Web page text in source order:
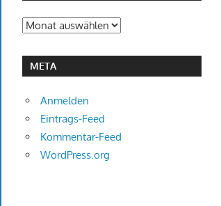
Archiv
META
Anmelden
Eintrags-Feed
Kommentar-Feed
WordPress.org